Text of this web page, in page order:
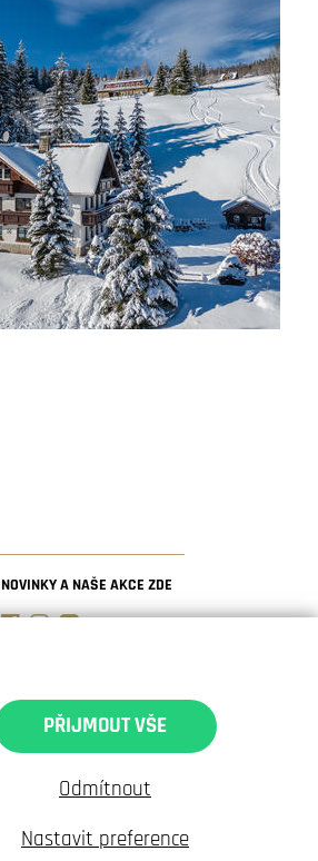
NOVINKY A NAŠE AKCE ZDE
PŘIJMOUT VŠE
Odmítnout
Nastavit preference